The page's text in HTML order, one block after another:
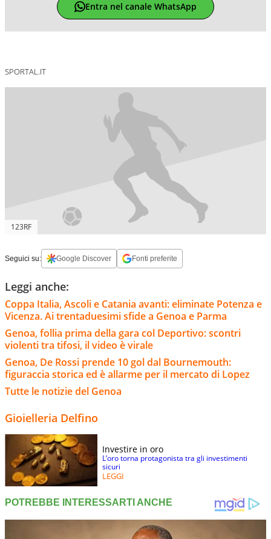
Entra nel canale WhatsApp
SPORTAL.IT
123RF
Seguici su: Google Discover Fonti preferite
Leggi anche:
Coppa Italia, Ascoli e Catania avanti: eliminate Potenza e
Vicenza. Ai trentaduesimi sfide a Genoa e Parma
Genoa, follia prima della gara col Deportivo: scontri
violenti tra tifosi, il video è virale
Genoa, De Rossi prende 10 gol dal Bournemouth:
figuraccia storica ed è allarme per il mercato di Lopez
Tutte le notizie del Genoa
Gioielleria Delfino
Investire in oro
L’oro torna protagonista tra gli investimenti
sicuri
LEGGI